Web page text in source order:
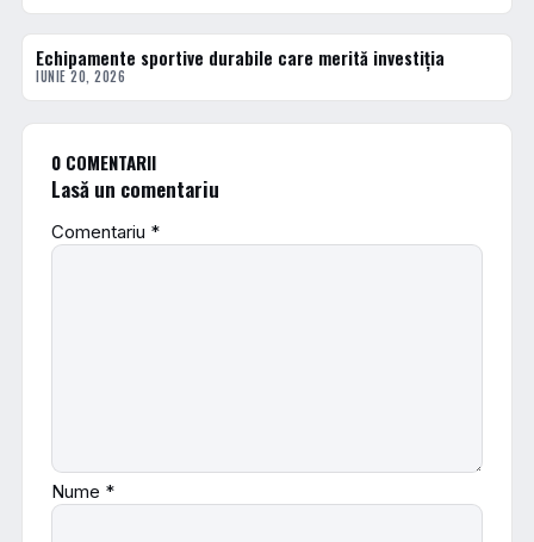
ACTUALE
Echipamente sportive durabile care merită investiția
IUNIE 20, 2026
0 COMENTARII
Lasă un comentariu
Comentariu *
Nume *